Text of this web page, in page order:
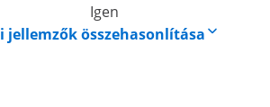
Igen
jellemzők összehasonlítása